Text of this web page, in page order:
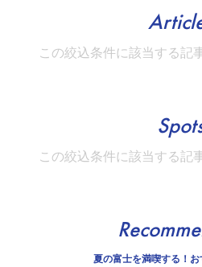
この絞込条件に該当する記
この絞込条件に該当する記
夏の富士を満喫する！